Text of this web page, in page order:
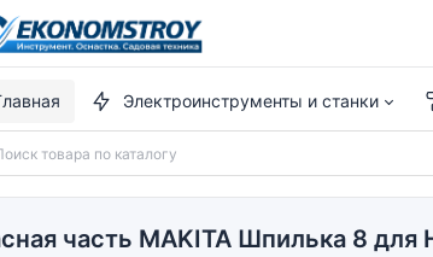
Электроинструменты и станки
часть MAKITA Шпилька 8 для